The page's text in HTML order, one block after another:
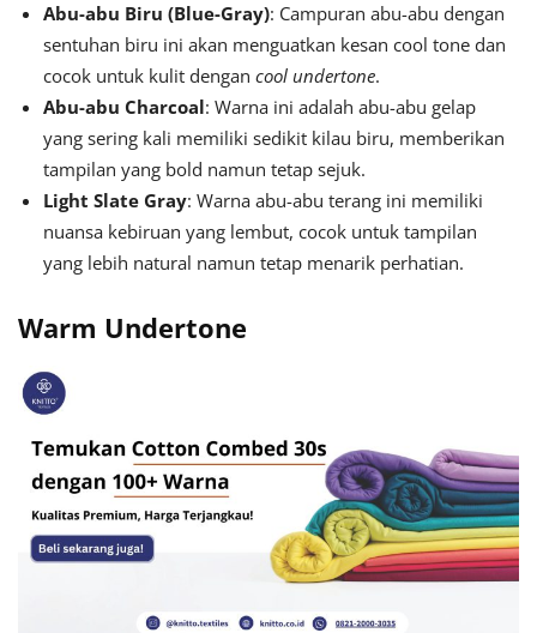
Abu-abu Biru (Blue-Gray): Campuran abu-abu dengan
sentuhan biru ini akan menguatkan kesan cool tone dan
cocok untuk kulit dengan cool undertone.
Abu-abu Charcoal: Warna ini adalah abu-abu gelap
yang sering kali memiliki sedikit kilau biru, memberikan
tampilan yang bold namun tetap sejuk.
Light Slate Gray: Warna abu-abu terang ini memiliki
nuansa kebiruan yang lembut, cocok untuk tampilan
yang lebih natural namun tetap menarik perhatian.
Warm Undertone